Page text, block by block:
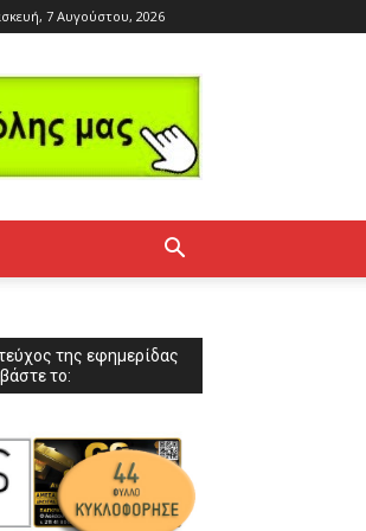
7 Αυγούστου, 2026
της εφημερίδας
το: